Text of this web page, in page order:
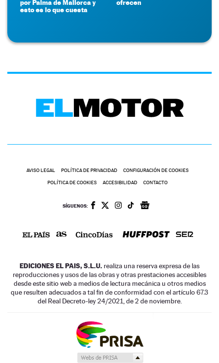
por Palma de Mallorca y
esto es lo que cuesta
ofrecen
AVISO LEGAL POLÍTICA DE PRIVACIDAD CONFIGURACIÓN DE COOKIES
POLÍTICA DE COOKIES ACCESIBILIDAD CONTACTO
SÍGUENOS:
EDICIONES EL PAIS, S.L.U. realiza una reserva expresa de las
reproducciones y usos de las obras y otras prestaciones accesibles
desde este sitio web a medios de lectura mecánica u otros medios
que resulten adecuados a tal fin de conformidad con el artículo 67.3
del Real Decreto-ley 24/2021, de 2 de noviembre.